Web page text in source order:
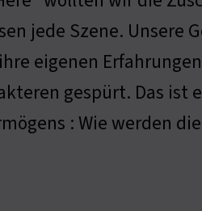
jede Szene. Unsere
eigenen
gespürt. Das ist
: Wie werden